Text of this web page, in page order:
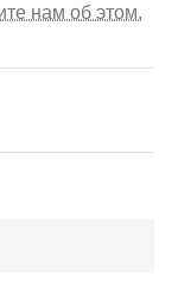
нам об этом.